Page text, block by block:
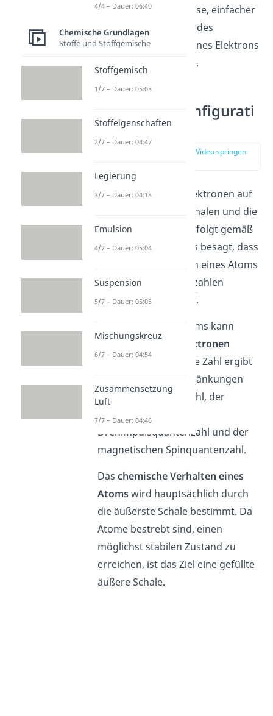
eines Spinszur
-Achse, einfacher
gesagt den Drehsinn des
Elektrons. Der Spin eines Elektrons
.
Elektronenkonfigurati
on Schalen
zur Stelle im Video springen
Die Verteilung der Elektronen auf
die verschiedenen Schalen und die
jeweiligen Orbitale erfolgt gemäß
demPauli Prinzip
. Es besagt, dass
keine zwei Elektronen eines Atoms
in allen vier Quantenzahlen
übereinstimmen darf.
Jede Schale eines Atoms kann
maximal mit 2n
Elektronen
besetzt werden. Diese Zahl ergibt
sich durch die Beschränkungen
der Nebenquantenzahl, der
magnetischen
Drehimpulsquantenzahl und der
magnetischen Spinquantenzahl.
Das chemische Verhalten eines
Atomswird hauptsächlich durch
die äußerste Schale bestimmt. Da
Atome bestrebt sind, einen
möglichst stabilen Zustand zu
erreichen, ist das Ziel eine gefüllte
äußere Schale.
4/4 – Dauer: 06:40
Chemische Grundlagen
Stoffe und Stoffgemische
Stoffgemisch
1/7 – Dauer: 05:03
Stoffeigenschaften
2/7 – Dauer: 04:47
Legierung
3/7 – Dauer: 04:13
Emulsion
4/7 – Dauer: 05:04
Suspension
5/7 – Dauer: 05:05
Mischungskreuz
6/7 – Dauer: 04:54
Zusammensetzung
Luft
7/7 – Dauer: 04:46